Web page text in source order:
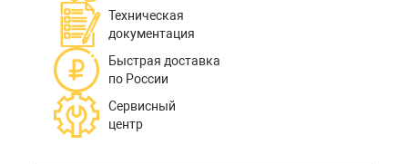
Техническая
документация
Быстрая доставка
по России
Сервисный
центр